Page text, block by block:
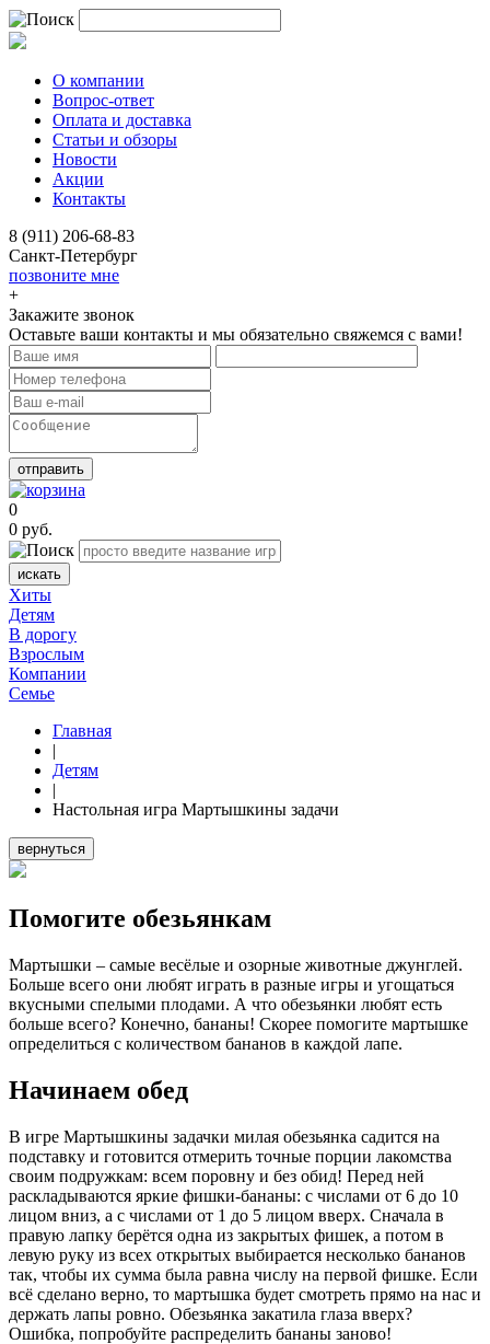
О компании
Вопрос-ответ
Оплата и доставка
Статьи и обзоры
Новости
Акции
Контакты
8 (911) 206-68-83
Санкт-Петербург
позвоните мне
+
Закажите звонок
Оставьте ваши контакты и мы обязательно свяжемся с вами!
отправить
0
0 руб.
искать
Хиты
Детям
В дорогу
Взрослым
Компании
Семье
Главная
|
Детям
|
Настольная игра Мартышкины задачи
вернуться
Помогите обезьянкам
Мартышки – самые весёлые и озорные животные джунглей.
Больше всего они любят играть в разные игры и угощаться
вкусными спелыми плодами. А что обезьянки любят есть
больше всего? Конечно, бананы! Скорее помогите мартышке
определиться с количеством бананов в каждой лапе.
Начинаем обед
В игре Мартышкины задачки милая обезьянка садится на
подставку и готовится отмерить точные порции лакомства
своим подружкам: всем поровну и без обид! Перед ней
раскладываются яркие фишки-бананы: с числами от 6 до 10
лицом вниз, а с числами от 1 до 5 лицом вверх. Сначала в
правую лапку берётся одна из закрытых фишек, а потом в
левую руку из всех открытых выбирается несколько бананов
так, чтобы их сумма была равна числу на первой фишке. Если
всё сделано верно, то мартышка будет смотреть прямо на нас и
держать лапы ровно. Обезьянка закатила глаза вверх?
Ошибка, попробуйте распределить бананы заново!